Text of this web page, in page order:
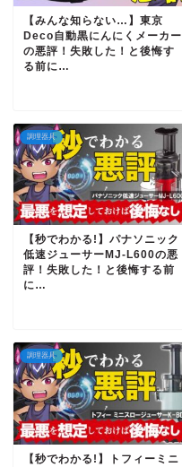
【みんな知らない…】東京
Deco自動黒にんにくメーカー
の悪評！失敗した！と後悔す
る前に…
調理器具
【秒でわかる!】パナソニック
低速ジューサーMJ-L600の悪
評！失敗した！と後悔する前
に…
調理器具
【秒でわかる!】トフィーミニ